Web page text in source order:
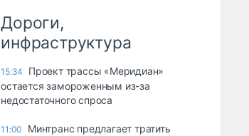
Дороги,
инфраструктура
15:34
Проект трассы «Меридиан»
остается замороженным из-за
недостаточного спроса
11:00
Минтранс предлагает тратить